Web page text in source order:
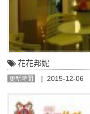
花花邦妮
更新時間 | 2015-12-06